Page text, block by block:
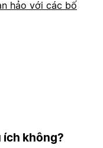
hảo với các bố
ích không?